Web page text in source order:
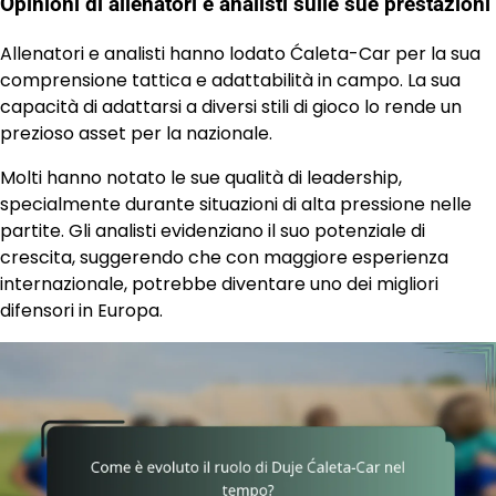
Allenatori e analisti hanno lodato Ćaleta-Car per la sua
comprensione tattica e adattabilità in campo. La sua
capacità di adattarsi a diversi stili di gioco lo rende un
prezioso asset per la nazionale.
Molti hanno notato le sue qualità di leadership,
specialmente durante situazioni di alta pressione nelle
partite. Gli analisti evidenziano il suo potenziale di
crescita, suggerendo che con maggiore esperienza
internazionale, potrebbe diventare uno dei migliori
difensori in Europa.